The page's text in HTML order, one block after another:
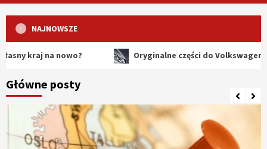
NAJNOWSZE
na nowo? Oryginalne części do Volkswagena –
Główne posty